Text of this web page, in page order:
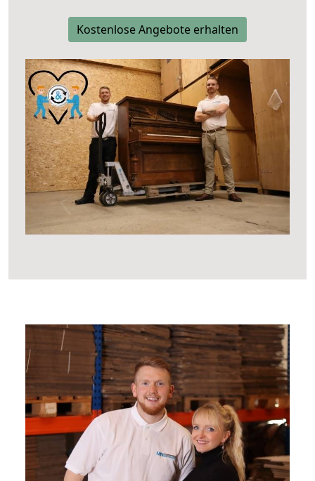
Kostenlose Angebote erhalten